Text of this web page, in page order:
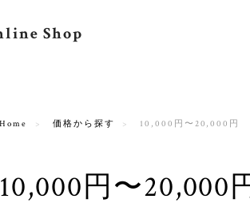
Shop
Home 価格から探す 10,000円〜20,000円
10,000円〜20,000